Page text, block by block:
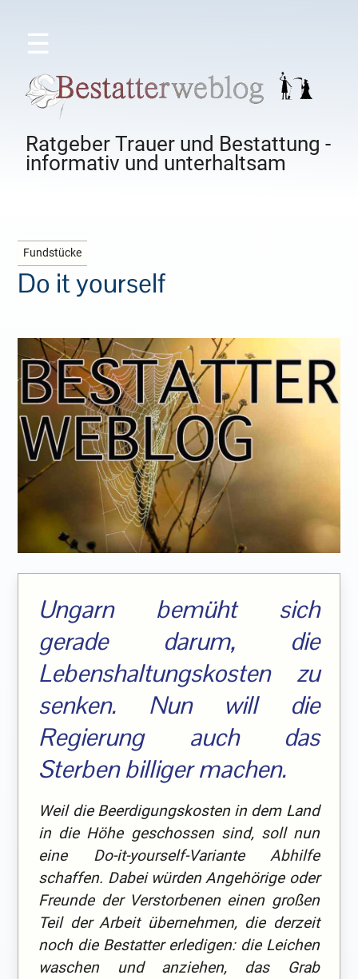
☰
Ratgeber Trauer und Bestattung -
informativ und unterhaltsam
Fundstücke
Do it yourself
Ungarn bemüht sich
gerade darum, die
Lebenshaltungskosten zu
senken. Nun will die
Regierung auch das
Sterben billiger machen.
Weil die Beerdigungskosten in dem Land
in die Höhe geschossen sind, soll nun
eine Do-it-yourself-Variante Abhilfe
schaffen. Dabei würden Angehörige oder
Freunde der Verstorbenen einen großen
Teil der Arbeit übernehmen, die derzeit
noch die Bestatter erledigen: die Leichen
waschen und anziehen, das Grab